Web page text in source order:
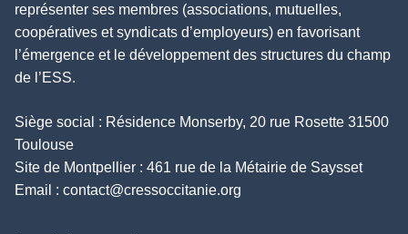
représenter ses membres (associations, mutuelles,
coopératives et syndicats d’employeurs) en favorisant
l’émergence et le développement des structures du champ
de l’ESS.
Siège social : Résidence Monserby, 20 rue Rosette 31500
Toulouse
Site de Montpellier : 461 rue de la Métairie de Saysset
Email : contact@cressoccitanie.org